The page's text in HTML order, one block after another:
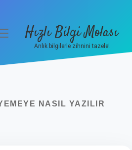
Hızlı Bilgi Molası
Anlık bilgilerle zihnini tazele!
NASIL YAZILIR